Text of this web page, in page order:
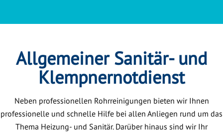
Allgemeiner Sanitär- und
Klempnernotdienst
Neben professionellen Rohrreinigungen bieten wir Ihnen
professionelle und schnelle Hilfe bei allen Anliegen rund um das
Thema Heizung- und Sanitär. Darüber hinaus sind wir Ihr